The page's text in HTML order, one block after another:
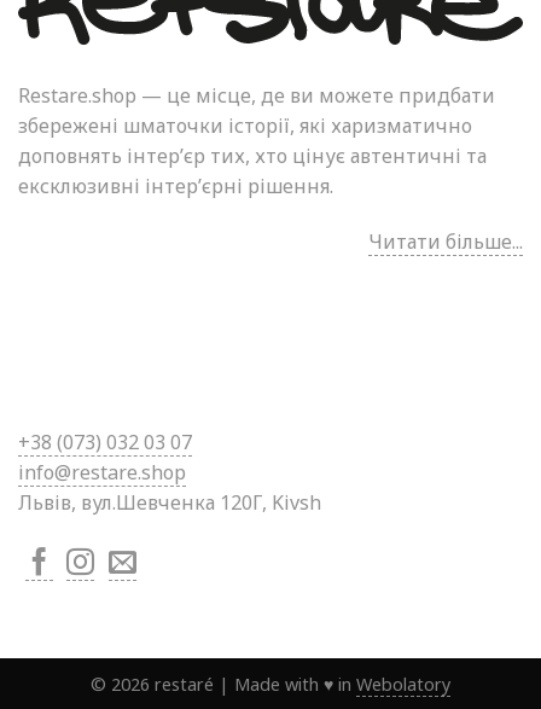
Restare.shop — це місце, де ви можете придбати
збережені шматочки історії, які харизматично
доповнять інтер’єр тих, хто цінує автентичні та
ексклюзивні інтер’єрні рішення.
Читати більше...
+38 (073) 032 03 07
info@restare.shop
Львів, вул.Шевченка 120Г, Kivsh
© 2026 restaré | Made with ♥ in Webolatory